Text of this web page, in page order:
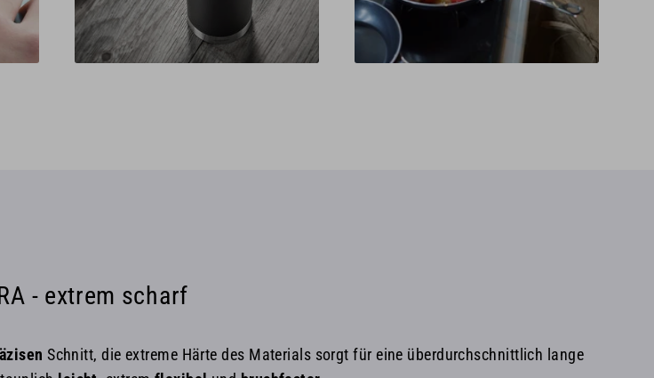
- extrem scharf
Schnitt, die extreme Härte des Materials sorgt für eine überdurchschnittlich lange